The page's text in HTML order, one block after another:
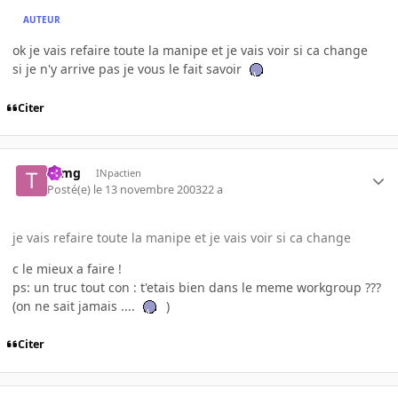
AUTEUR
ok je vais refaire toute la manipe et je vais voir si ca change
si je n'y arrive pas je vous le fait savoir
Citer
tomg INpactien
Posté(e) le 13 novembre 200322 a
je vais refaire toute la manipe et je vais voir si ca change
c le mieux a faire !
ps: un truc tout con : t'etais bien dans le meme workgroup ???
(on ne sait jamais ....
)
Citer